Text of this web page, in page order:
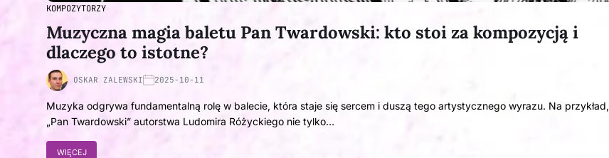
KOMPOZYTORZY
Muzyczna magia baletu Pan Twardowski: kto stoi za kompozycją i
dlaczego to istotne?
OSKAR ZALEWSKI 2025-10-11
Muzyka odgrywa fundamentalną rolę w balecie, która staje się sercem i duszą tego artystycznego wyrazu. Na przykład,
„Pan Twardowski” autorstwa Ludomira Różyckiego nie tylko…
WIĘCEJ